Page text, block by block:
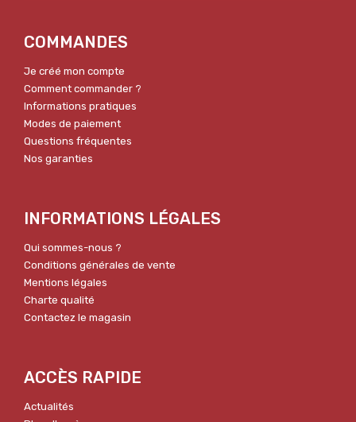
COMMANDES
Je créé mon compte
Comment commander ?
Informations pratiques
Modes de paiement
Questions fréquentes
Nos garanties
INFORMATIONS LÉGALES
Qui sommes-nous ?
Conditions générales de vente
Mentions légales
Charte qualité
Contactez le magasin
ACCÈS RAPIDE
Actualités